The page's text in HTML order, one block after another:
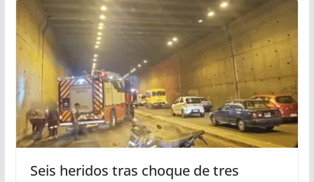
Seis heridos tras choque de tres